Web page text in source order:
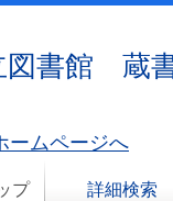
図書館 蔵
ームページへ
プ 詳細検索